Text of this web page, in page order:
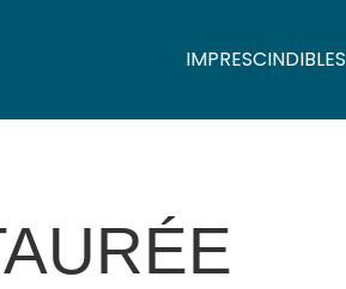
IMPRESCINDIBLES